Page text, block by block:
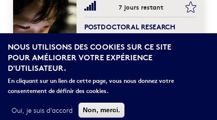
7 jours restant
POSTDOCTORAL RESEARCH
FELLOWSHIP IN CHILDREN,
YOUTH AND DIGITAL MEDIA
Norway
AFFICHER PLUS
NOUS UTILISONS DES COOKIES SUR CE SITE
POUR AMÉLIORER VOTRE EXPÉRIENCE
D'UTILISATEUR.
En cliquant sur un lien de cette page, vous nous donnez votre
consentement de définir des cookies.
Oui, je suis d'accord Non, merci.